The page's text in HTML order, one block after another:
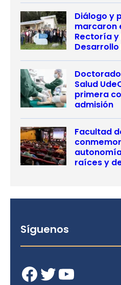
Diálogo y
marcaron
Rectoría
Salud
primera
admisión
Facultad
raíces y
Síguenos
Facebook Twitter YouTube